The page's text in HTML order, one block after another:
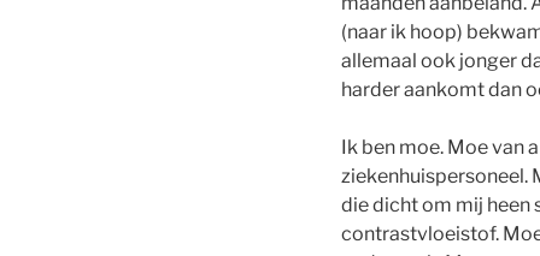
(naar ik hoop)
allemaal ook jonger
harder aankomt dan
Ik ben moe. Moe van
ziekenhuispersoneel.
die dicht om mij heen
contrastvloeistof.